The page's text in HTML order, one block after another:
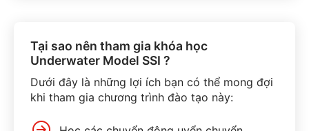
Tại sao nên tham gia khóa học
Underwater Model SSI ?
Dưới đây là những lợi ích bạn có thể mong đợi
khi tham gia chương trình đào tạo này: